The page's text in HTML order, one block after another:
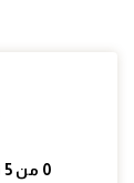
0 من 5 نجوم